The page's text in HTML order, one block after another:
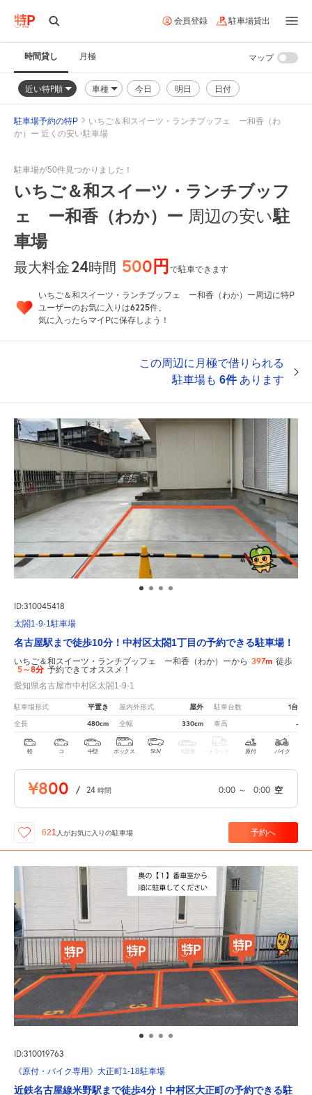
会員登録 駐車場貸出
時間貸し 月極
近い特P順 車種 今日 明日 日付
マップ
駐車場予約の特P
いちご＆和スイーツ・ランチブッフェ ー和香（わ
か）ー 近くの安い駐車場
駐車場が50件見つかりました！
いちご＆和スイーツ・ランチブッフ
ェ ー和香（わか）ー 周辺の安い駐
車場
最大料金24時間 500円で駐車できます
いちご＆和スイーツ・ランチブッフェ ー和香（わか）ー周辺に特P
ユーザーのお気に入りは6225件。
気に入ったらマイPに保存しよう！
この周辺に月極で借りられる
駐車場も 6件あります
ID:310045418
太閤1-9-1駐車場
名古屋駅まで徒歩10分！中村区太閤1丁目の予約できる駐車場！
いちご＆和スイーツ・ランチブッフェ ー和香（わか）ーから 397m 徒歩
5～8分 予約できてオススメ！
愛知県名古屋市中村区太閤1-9-1
駐車場形式 平置き 屋内外形式 屋外 駐車台数 1台
全長 480cm 全幅 330cm 車高 -
軽 コ 中型 ボックス SUV 大型車 トラック 原付 バイク
¥800 / 24 時間 0:00 ～ 0:00 空
621 人がお気に入りの駐車場 予約へ
ID:310019763
《原付・バイク専用》大正町1-18駐車場
近鉄名古屋線米野駅まで徒歩4分！中村区大正町の予約できる駐